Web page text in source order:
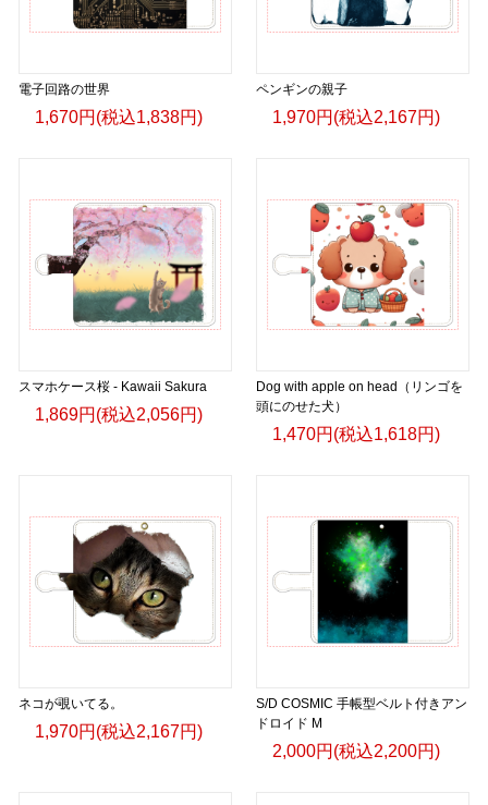
電子回路の世界
1,670円(税込1,838円)
ペンギンの親子
1,970円(税込2,167円)
スマホケース桜 - Kawaii Sakura
1,869円(税込2,056円)
Dog with apple on head（リンゴを
頭にのせた犬）
1,470円(税込1,618円)
ネコが覗いてる。
1,970円(税込2,167円)
S/D COSMIC 手帳型ベルト付きアン
ドロイド M
2,000円(税込2,200円)